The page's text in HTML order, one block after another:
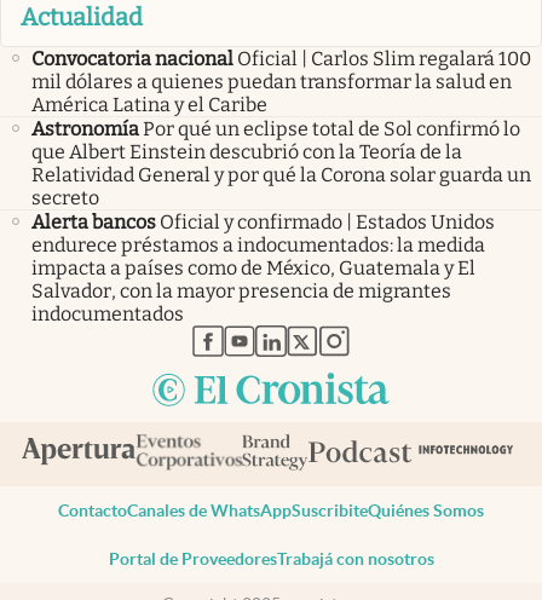
Actualidad
Convocatoria nacional Oficial | Carlos Slim regalará 100
mil dólares a quienes puedan transformar la salud en
América Latina y el Caribe
AstronomíaPor qué un eclipse total de Sol confirmó lo
que Albert Einstein descubrió con la Teoría de la
Relatividad General y por qué la Corona solar guarda un
secreto
Alerta bancos Oficial y confirmado | Estados Unidos
endurece préstamos a indocumentados: la medida
impacta a países como de México, Guatemala y El
Salvador, con la mayor presencia de migrantes
indocumentados
abre en nueva pestaña
abre en nueva pestaña
abre en nueva pestaña
abre en nueva pestaña
abre en nueva pestaña
ContactoCanales de WhatsAppSuscribiteQuiénes Somos
Portal de ProveedoresTrabajá con nosotros